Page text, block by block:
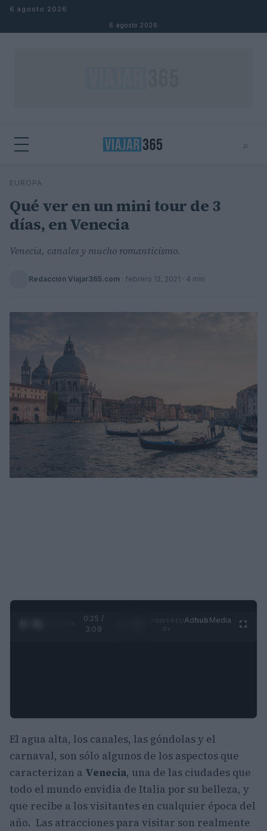
Saltar al contenido
6 agosto 2026
6 agosto 2026
⌕
Buscar
EUROPA
Qué ver en un mini tour de 3
días, en Venecia
Venecia, canales y mucho romanticismo.
Redacción Viajar365.com · febrero 12, 2021 · 4 min
0:26 /
3:09
Adhub Media
El agua alta, los canales, las góndolas y el
carnaval, son sólo algunos de los aspectos que
caracterizan a Venecia, una de las ciudades que
todo el mundo envidia de Italia por su belleza, y
que recibe a los visitantes en cualquier época del
año. Las atracciones para visitar son realmente